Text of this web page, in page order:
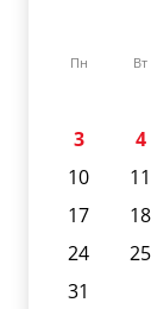
Пн Вт
3
4
10
11
17
18
24
25
31